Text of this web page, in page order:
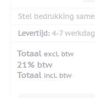
Stel bedrukking
Levertijd: 4-7
Totaal excl. btw
21% btw
Totaal incl. btw